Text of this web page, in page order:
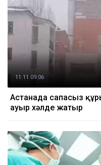
11.11 09:06
Астанада сапасыз
ауыр хәлде жатыр